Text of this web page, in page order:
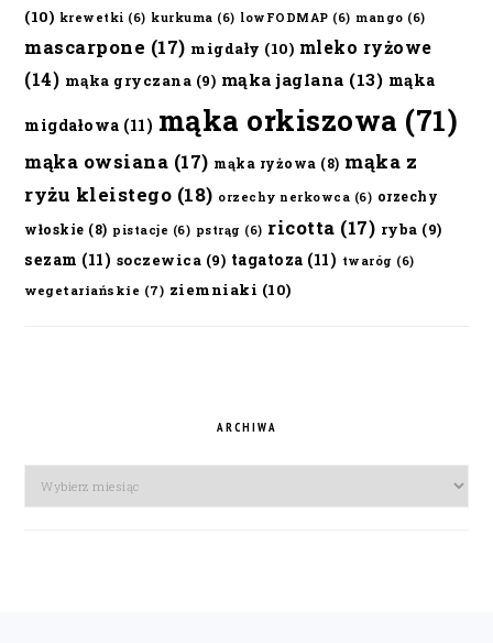
(10) krewetki (6) kurkuma (6) lowFODMAP (6) mango (6)
mascarpone (17) migdały (10) mleko ryżowe
(14) mąka gryczana (9) mąka jaglana (13) mąka
migdałowa (11) mąka orkiszowa (71)
mąka owsiana (17) mąka ryżowa (8) mąka z
ryżu kleistego (18) orzechy nerkowca (6) orzechy
włoskie (8) pistacje (6) pstrąg (6) ricotta (17) ryba (9)
sezam (11) soczewica (9) tagatoza (11) twaróg (6)
wegetariańskie (7) ziemniaki (10)
ARCHIWA
Archiwa